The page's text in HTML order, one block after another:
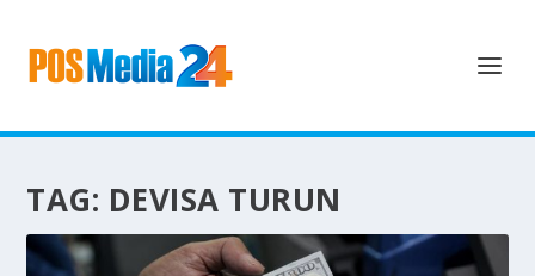
TAG: DEVISA TURUN